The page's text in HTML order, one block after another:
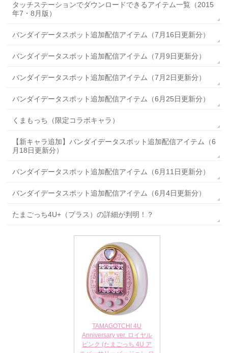
タッチステーションでダウンロードできるアイテム一覧（2015
年7・8月版）
バンダイデータスポット追加配信アイテム（7月16日更新分）
バンダイデータスポット追加配信アイテム（7月9日更新分）
バンダイデータスポット追加配信アイテム（7月2日更新分）
バンダイデータスポット追加配信アイテム（6月25日更新分）
くまもっち（限定コラボキャラ）
【新キャラ追加】バンダイデータスポット追加配信アイテム（6
月18日更新分）
バンダイデータスポット追加配信アイテム（6月11日更新分）
バンダイデータスポット追加配信アイテム（6月4日更新分）
たまごっち4U+（プラス）の詳細が判明！？
TAMAGOTCHI 4U
Anniversary ver. ロイヤル
ピンク (たまごっち 4U ア